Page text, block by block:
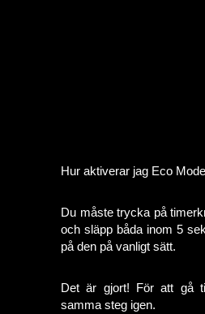
Hur aktiverar jag Eco
Du måste trycka på
och släpp båda inom 5
på den på vanligt sätt.
Det är gjort! För att gå
samma steg igen.